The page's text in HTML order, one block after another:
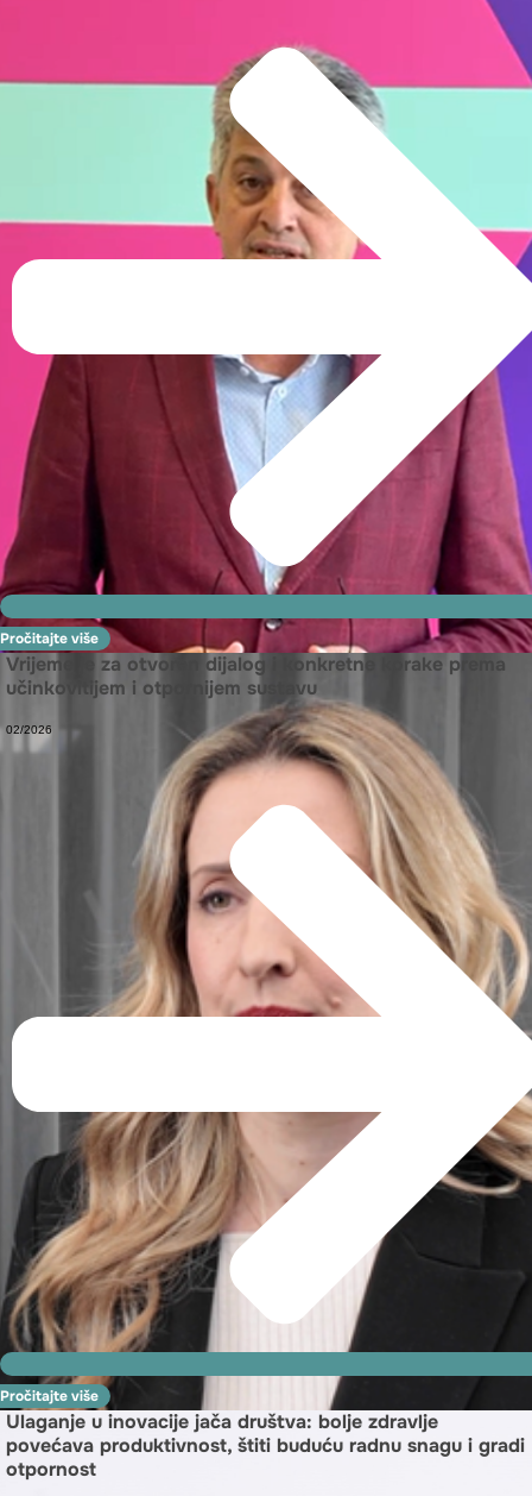
Pročitajte više
Vrijeme je za otvoren dijalog i konkretne korake prema
učinkovitijem i otpornijem sustavu
02/2026
Pročitajte više
Ulaganje u inovacije jača društva: bolje zdravlje
povećava produktivnost, štiti buduću radnu snagu i gradi
otpornost